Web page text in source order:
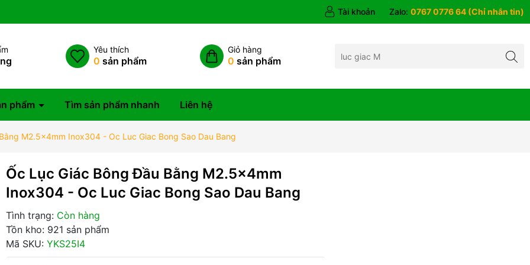
Tài khoản Zalo: 0767 0776 64 (Chỉ nhắn tin)
Yêu thích
0 sản phẩm
Giỏ hàng
0 sản phẩm
phẩm Tìm sản phẩm nhanh Liên hệ
M2.5x4mm Inox304 - Oc Luc Giac Bong Sao Dau Bang
Ốc Lục Giác Bông Đầu Bằng M2.5x4mm
Inox304 - Oc Luc Giac Bong Sao Dau Bang
Tình trạng: Còn hàng
Tồn kho: 921 sản phẩm
Mã SKU: YKS25I4